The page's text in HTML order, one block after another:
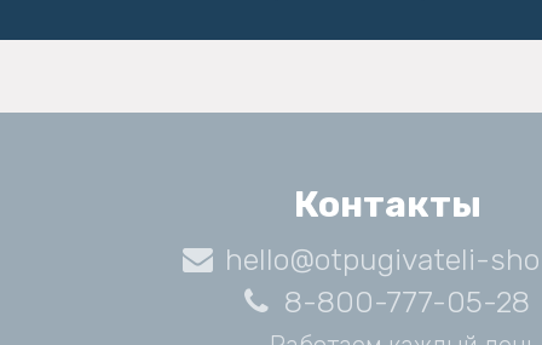
Контакты
hello@otpugivateli-
8-800-777-05-28